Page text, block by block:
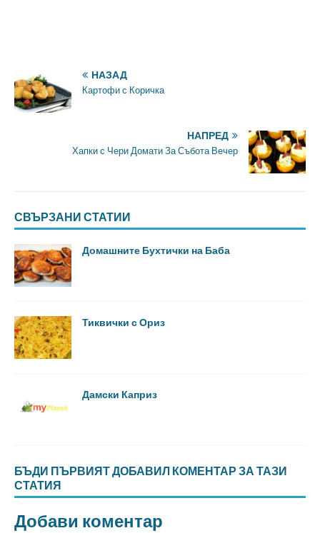
НАЗАД
Картофи с Коричка
НАПРЕД
Хапки с Чери Домати За Събота Вечер
СВЪРЗАНИ СТАТИИ
Домашните Бухтички на Баба
Тиквички с Ориз
Дамски Каприз
БЪДИ ПЪРВИЯТ ДОБАВИЛ КОМЕНТАР ЗА ТАЗИ
СТАТИЯ
Добави коментар